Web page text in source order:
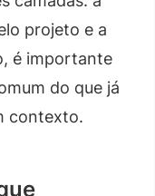
projeto e a
é importante
do que já
contexto.